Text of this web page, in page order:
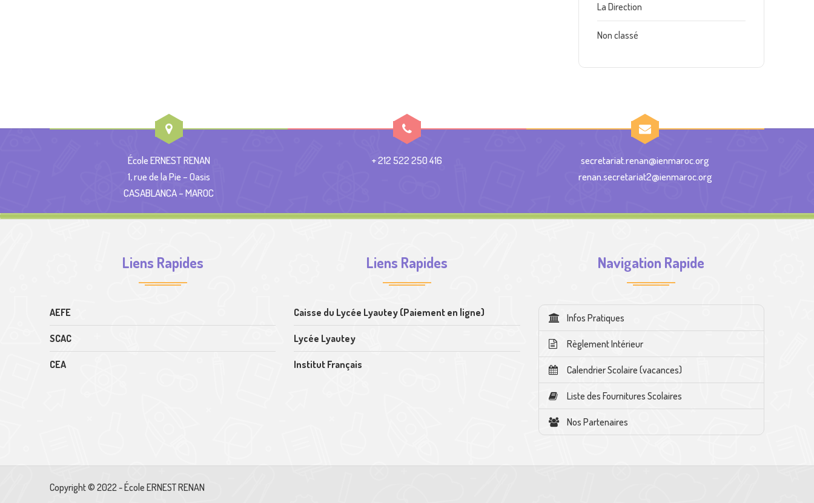
La Direction
Non classé
École ERNEST RENAN
1, rue de la Pie – Oasis
CASABLANCA – MAROC
+ 212 522 250 416
secretariat.renan@ienmaroc.org
renan.secretariat2@ienmaroc.org
Liens Rapides
AEFE
SCAC
CEA
Liens Rapides
Caisse du Lycée Lyautey (Paiement en ligne)
Lycée Lyautey
Institut Français
Navigation Rapide
Infos Pratiques
Règlement Intérieur
Calendrier Scolaire (vacances)
Liste des Fournitures Scolaires
Nos Partenaires
Copyright © 2022 - École ERNEST RENAN